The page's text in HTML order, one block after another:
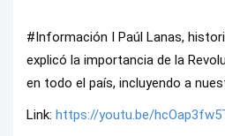
#Información I Paúl Lanas,
explicó la importancia de la
en todo el país, incluyendo a
Link: https://youtu.be/